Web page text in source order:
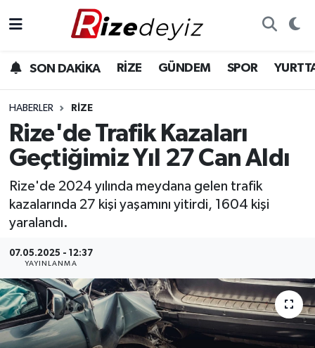
SON DAKİKA RİZE GÜNDEM SPOR
HABERLER RIZE
Rize'de Trafik Kazaları
Geçtiğimiz Yıl 27 Can Aldı
Rize'de 2024 yılında meydana gelen trafik
kazalarında 27 kişi yaşamını yitirdi, 1604 kişi
yaralandı.
07.05.2025 - 12:37
YAYINLANMA
Gündem
Yurttan Haberler
Ekonomi
Teknoloji
Rize Hava Durumu
Rize Trafik Yoğunluk Haritası
Süper Lig Puan Durumu ve Fikstür
Tüm Manşetler
Haber Arşivi